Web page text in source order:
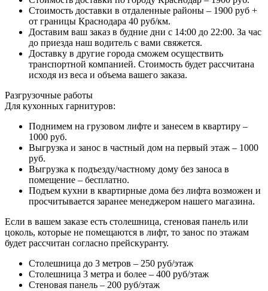
Стоимость доставки в отдаленные районы – 1900 руб +
от границы Краснодара 40 руб/км.
Доставим ваш заказ в будние дни с 14:00 до 22:00. За час
до приезда наш водитель с вами свяжется.
Доставку в другие города сможем осуществить
транспортной компанией. Стоимость будет рассчитана
исходя из веса и объема вашего заказа.
Разгрузочные работы
Для кухонных гарнитуров:
Поднимем на грузовом лифте и занесем в квартиру –
1000 руб.
Выгрузка и занос в частный дом на первый этаж – 1000
руб.
Выгрузка к подъезду/частному дому без заноса в
помещение – бесплатно.
Подъем кухни в квартирные дома без лифта возможен и
просчитывается заранее менеджером нашего магазина.
Если в вашем заказе есть столешница, стеновая панель или
цоколь, которые не помещаются в лифт, то занос по этажам
будет рассчитан согласно прейскуранту.
Столешница до 3 метров – 250 руб/этаж
Столешница 3 метра и более – 400 руб/этаж
Стеновая панель – 200 руб/этаж